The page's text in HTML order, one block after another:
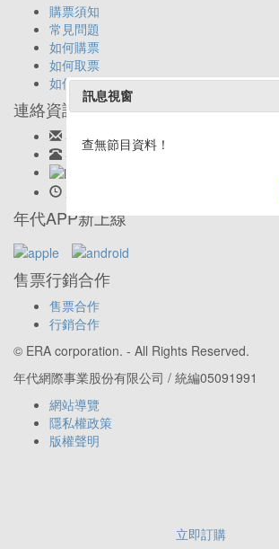
立即訂購
購票須知
常見問題
如何購票
如何取票
如何退票
連絡資訊
客服信箱: ticket@eracom.com.tw
客服專線: 02-23419898
年代APP新上線
售票行銷合作
售票合作
行銷合作
© ERA corporation. - All Rights Reserved.
年代網際事業股份有限公司 / 統編05091991
網站導覽
隱私權政策
版權聲明
訊息視窗
查無節目資料！